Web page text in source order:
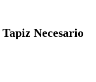
Necesario